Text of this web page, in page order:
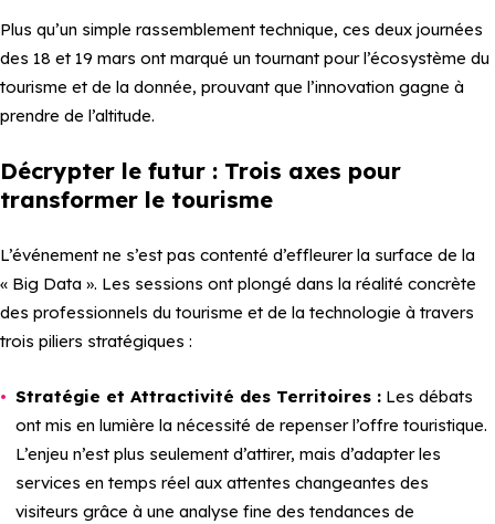
Plus qu’un simple rassemblement technique, ces deux journées
des 18 et 19 mars ont marqué un tournant pour l’écosystème du
tourisme et de la donnée, prouvant que l’innovation gagne à
prendre de l’altitude.
Décrypter le futur : Trois axes pour
transformer le tourisme
L’événement ne s’est pas contenté d’effleurer la surface de la
« Big Data ». Les sessions ont plongé dans la réalité concrète
des professionnels du tourisme et de la technologie à travers
trois piliers stratégiques :
Stratégie et Attractivité des Territoires : Les débats
ont mis en lumière la nécessité de repenser l’offre touristique.
L’enjeu n’est plus seulement d’attirer, mais d’adapter les
services en temps réel aux attentes changeantes des
visiteurs grâce à une analyse fine des tendances de